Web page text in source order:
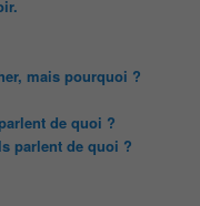
mais pourquoi ?
de quoi ?
parlent de quoi ?